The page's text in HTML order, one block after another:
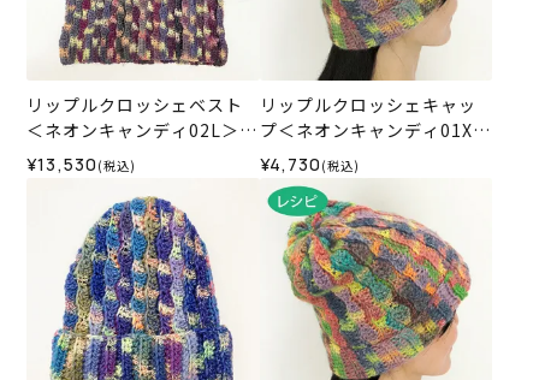
リップルクロッシェベスト
＜ネオンキャンディ02L＞
（編み物 材料セット）
¥13,530 (税込)
リップルクロッシェキャッ
プ＜ネオンキャンディ01X＞
（編み物 材料セット）
¥4,730 (税込)